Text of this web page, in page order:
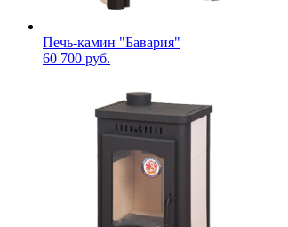
Печь-камин "Бавария"
60 700 руб.